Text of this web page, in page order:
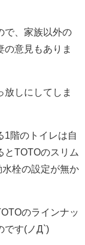
で、家族以外の
意見もありま
放しにしてしま
1階のトイレは自
とTOTOのスリム
栓の設定が無か
のラインナッ
です(ノД`)